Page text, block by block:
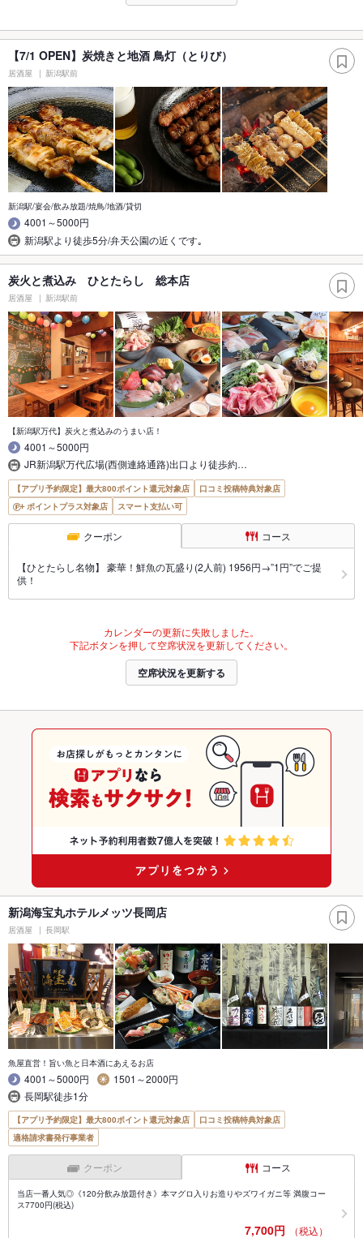
【7/1 OPEN】炭焼きと地酒 鳥灯（とりび）
居酒屋 新潟駅前
新潟駅/宴会/飲み放題/焼鳥/地酒/貸切
4001～5000円
新潟駅より徒歩5分/弁天公園の近くです｡
炭火と煮込み ひとたらし 総本店
居酒屋 新潟駅前
【新潟駅万代】炭火と煮込みのうまい店！
4001～5000円
JR新潟駅万代広場(西側連絡通路)出口より徒歩約…
【アプリ予約限定】最大800ポイント還元対象店
口コミ投稿特典対象店
ポイントプラス対象店
スマート支払い可
クーポン コース
【ひとたらし名物】 豪華！鮮魚の瓦盛り(2人前) 1956円→”1円”でご提
供！
カレンダーの更新に失敗しました。
下記ボタンを押して空席状況を更新してください。
空席状況を更新する
新潟海宝丸ホテルメッツ長岡店
居酒屋 長岡駅
魚屋直営！旨い魚と日本酒にあえるお店
4001～5000円
1501～2000円
長岡駅徒歩1分
【アプリ予約限定】最大800ポイント還元対象店
口コミ投稿特典対象店
適格請求書発行事業者
クーポン コース
当店一番人気◎《120分飲み放題付き》本マグロ入りお造りやズワイガニ等 満腹コー
ス7700円(税込)
7,700円 （税込）